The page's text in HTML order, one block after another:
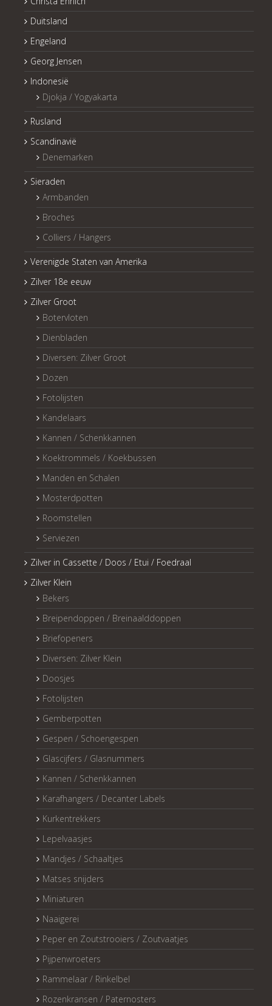
Duitsland
Engeland
Georg Jensen
Indonesië
Djokja / Yogyakarta
Rusland
Scandinavië
Denemarken
Sieraden
Armbanden
Broches
Colliers / Hangers
Verenigde Staten van Amerika
Zilver 18e eeuw
Zilver Groot
Botervloten
Dienbladen
Diversen: Zilver Groot
Dozen
Fotolijsten
Kandelaars
Kannen / Schenkkannen
Koektrommels / Koekbussen
Manden en Schalen
Mosterdpotten
Roomstellen
Serviezen
Zilver in Cassette / Doos / Etui / Foedraal
Zilver Klein
Bekers
Breipendoppen / Breinaalddoppen
Briefopeners
Diversen: Zilver Klein
Doosjes
Fotolijsten
Gemberpotten
Gespen / Schoengespen
Glascijfers / Glasnummers
Kannen / Schenkkannen
Karafhangers / Decanter Labels
Kurkentrekkers
Lepelvaasjes
Mandjes / Schaaltjes
Matses snijders
Miniaturen
Naaigerei
Peper en Zoutstrooiers / Zoutvaatjes
Pijpenwroeters
Rammelaar / Rinkelbel
Rozenkransen / Paternosters